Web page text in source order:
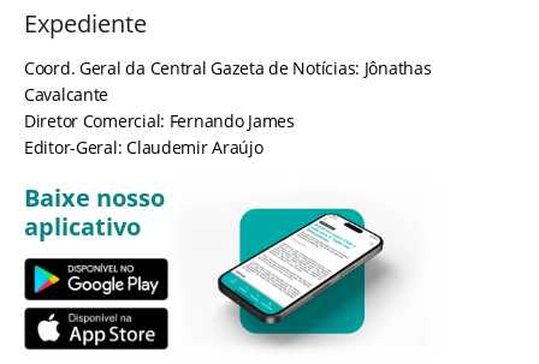
Expediente
Coord. Geral da Central Gazeta de Notícias: Jônathas
Cavalcante
Diretor Comercial: Fernando James
Editor-Geral: Claudemir Araújo
Baixe nosso
aplicativo